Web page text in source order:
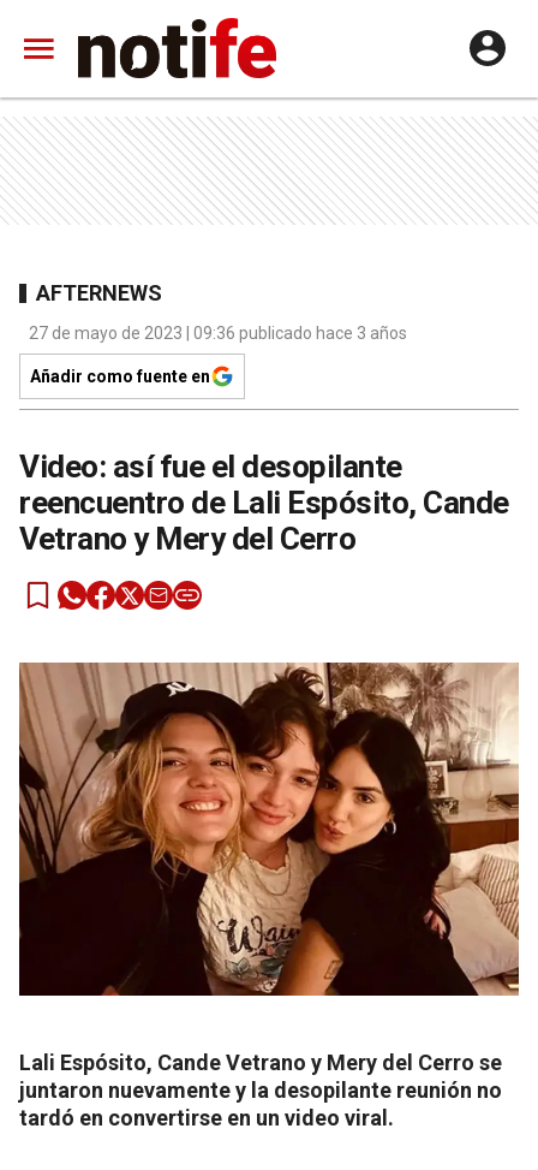
AFTERNEWS
27 de mayo de 2023 | 09:36 publicado hace 3 años
Añadir como fuente en
Video: así fue el desopilante
reencuentro de Lali Espósito, Cande
Vetrano y Mery del Cerro
Lali Espósito, Cande Vetrano y Mery del Cerro se
juntaron nuevamente y la desopilante reunión no
tardó en convertirse en un video viral.